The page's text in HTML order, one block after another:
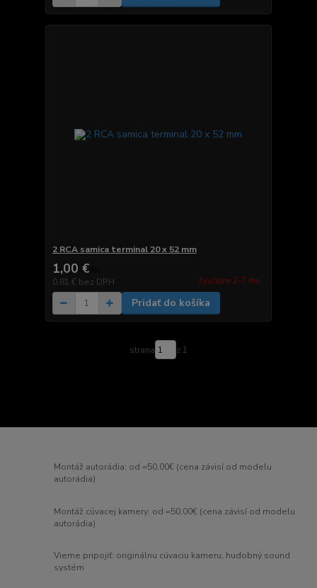
2 RCA samica terminal 20 x 52 mm
1,00 €
0,81 € bez DPH Zvyčajne 2-7 dni.
Pridať do košíka
strana z 1
Montáž autorádia: od =50,00€ (cena závisí od modelu
autorádia)
Montáž cúvacej kamery: od =50,00€ (cena závisí od modelu
autorádia)
Vieme pripojiť: originálnu cúvaciu kameru, hudobný sound
systém